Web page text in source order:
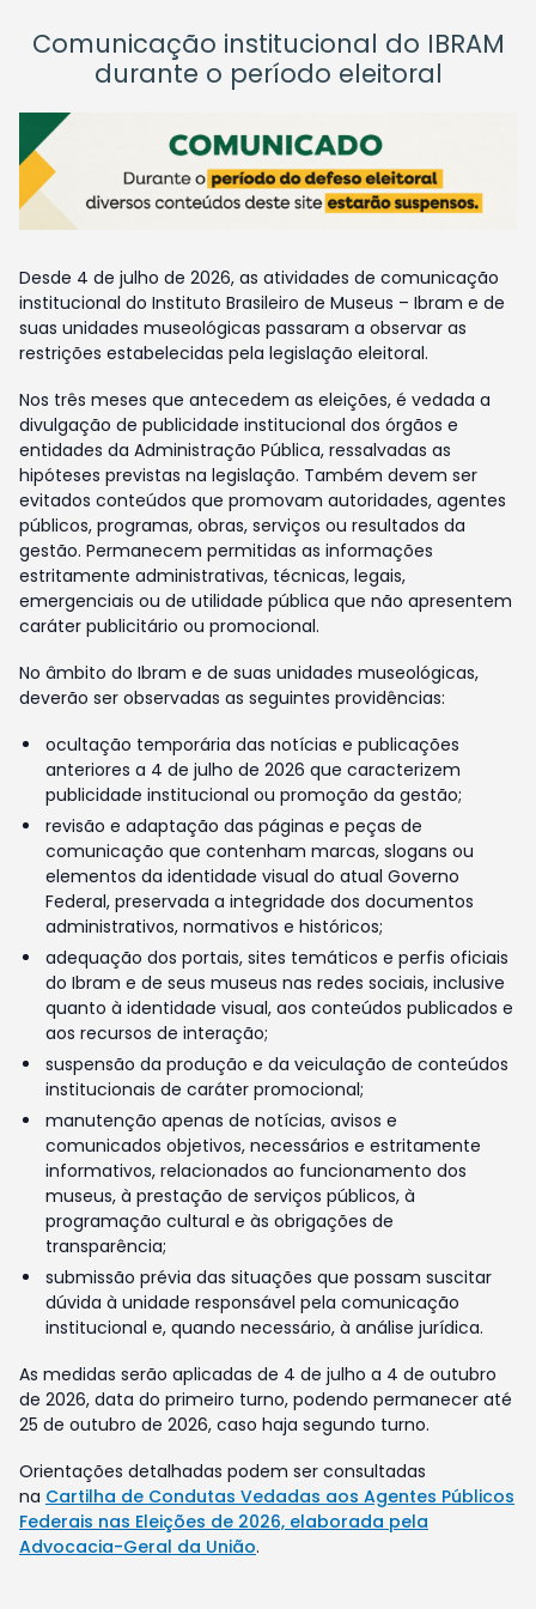
Comunicação institucional do IBRAM
durante o período eleitoral
Desde 4 de julho de 2026, as atividades de comunicação
institucional do Instituto Brasileiro de Museus – Ibram e de
suas unidades museológicas passaram a observar as
restrições estabelecidas pela legislação eleitoral.
Nos três meses que antecedem as eleições, é vedada a
divulgação de publicidade institucional dos órgãos e
entidades da Administração Pública, ressalvadas as
hipóteses previstas na legislação. Também devem ser
evitados conteúdos que promovam autoridades, agentes
públicos, programas, obras, serviços ou resultados da
gestão. Permanecem permitidas as informações
estritamente administrativas, técnicas, legais,
emergenciais ou de utilidade pública que não apresentem
caráter publicitário ou promocional.
No âmbito do Ibram e de suas unidades museológicas,
deverão ser observadas as seguintes providências:
ocultação temporária das notícias e publicações
anteriores a 4 de julho de 2026 que caracterizem
publicidade institucional ou promoção da gestão;
revisão e adaptação das páginas e peças de
comunicação que contenham marcas, slogans ou
elementos da identidade visual do atual Governo
Federal, preservada a integridade dos documentos
administrativos, normativos e históricos;
adequação dos portais, sites temáticos e perfis oficiais
do Ibram e de seus museus nas redes sociais, inclusive
quanto à identidade visual, aos conteúdos publicados e
aos recursos de interação;
suspensão da produção e da veiculação de conteúdos
institucionais de caráter promocional;
manutenção apenas de notícias, avisos e
comunicados objetivos, necessários e estritamente
informativos, relacionados ao funcionamento dos
museus, à prestação de serviços públicos, à
programação cultural e às obrigações de
transparência;
submissão prévia das situações que possam suscitar
dúvida à unidade responsável pela comunicação
institucional e, quando necessário, à análise jurídica.
As medidas serão aplicadas de 4 de julho a 4 de outubro
de 2026, data do primeiro turno, podendo permanecer até
25 de outubro de 2026, caso haja segundo turno.
Orientações detalhadas podem ser consultadas
na Cartilha de Condutas Vedadas aos Agentes Públicos
Federais nas Eleições de 2026, elaborada pela
Advocacia-Geral da União.